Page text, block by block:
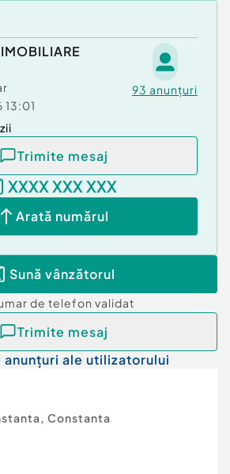
13:01
93 anunțuri
Trimite mesaj
XXXX XXX XXX
Arată numărul
Sună vânzătorul
de telefon validat
Trimite mesaj
anunțuri ale utilizatorului
, Constanta